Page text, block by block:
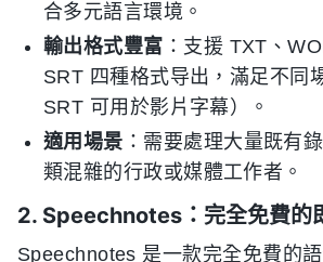
合多元語言環境。
輸出格式豐富 ：支援 TXT、
SRT 四種格式导出，滿足不同
SRT 可用於影片字幕）。
適用場景 ：需要處理大量既有
類混雜的行政或媒體工作者。
2. Speechnotes：完全免費的
Speechnotes 是一款完全免費的語